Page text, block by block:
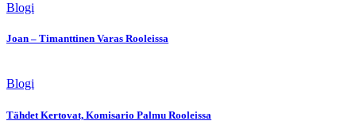
Blogi
Joan – Timanttinen Varas Rooleissa
Blogi
Tähdet Kertovat, Komisario Palmu Rooleissa